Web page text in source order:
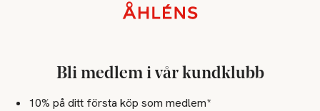
Bli medlem i vår kundklubb
10% på ditt första köp som medlem*